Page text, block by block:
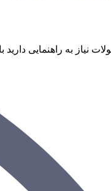
نیاز به راهنمایی دارید